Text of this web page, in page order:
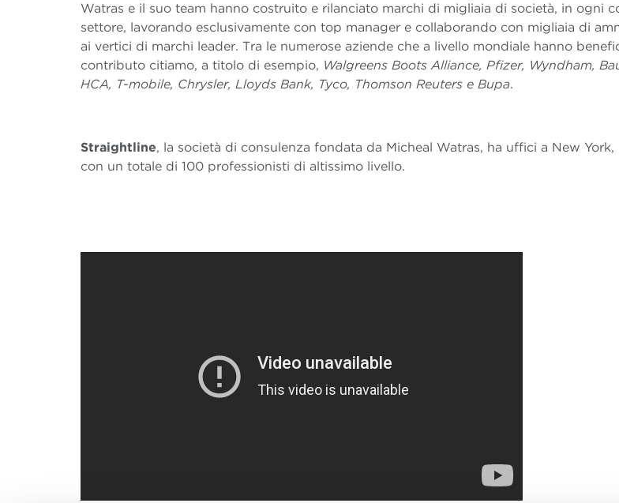
Watras e il suo team hanno costruito e rilanciato marchi di migliaia di società, in ogni
settore, lavorando esclusivamente con top manager e collaborando con migliaia di
ai vertici di marchi leader. Tra le numerose aziende che a livello mondiale hanno
contributo citiamo, a titolo di esempio, Walgreens Boots Alliance, Pfizer, Wyndham,
HCA, T-mobile, Chrysler, Lloyds Bank, Tyco, Thomson Reuters e Bupa.
Straightline, la società di consulenza fondata da Micheal Watras, ha uffici a New
con un totale di 100 professionisti di altissimo livello.